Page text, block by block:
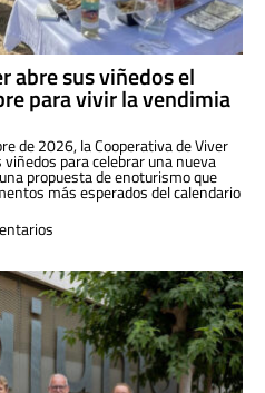
abre sus viñedos el
para vivir la vendimia
de 2026, la Cooperativa de Viver
para celebrar una nueva
propuesta de enoturismo que
más esperados del calendario